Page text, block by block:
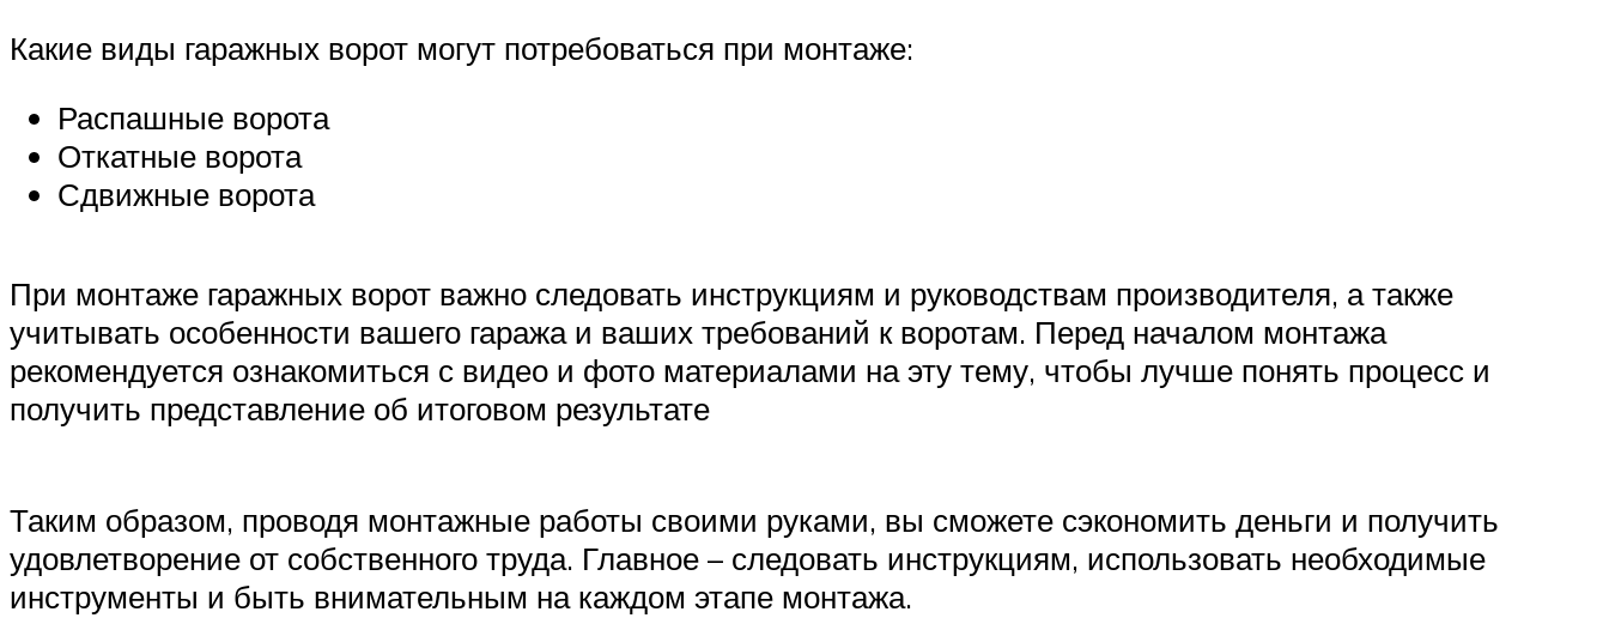
Какие виды гаражных ворот могут потребоваться при монтаже:
Распашные ворота
Откатные ворота
Сдвижные ворота
При монтаже гаражных ворот важно следовать инструкциям и руководствам производителя, а также
учитывать особенности вашего гаража и ваших требований к воротам. Перед началом монтажа
рекомендуется ознакомиться с видео и фото материалами на эту тему, чтобы лучше понять процесс и
получить представление об итоговом результате
Таким образом, проводя монтажные работы своими руками, вы сможете сэкономить деньги и получить
удовлетворение от собственного труда. Главное – следовать инструкциям, использовать необходимые
инструменты и быть внимательным на каждом этапе монтажа.